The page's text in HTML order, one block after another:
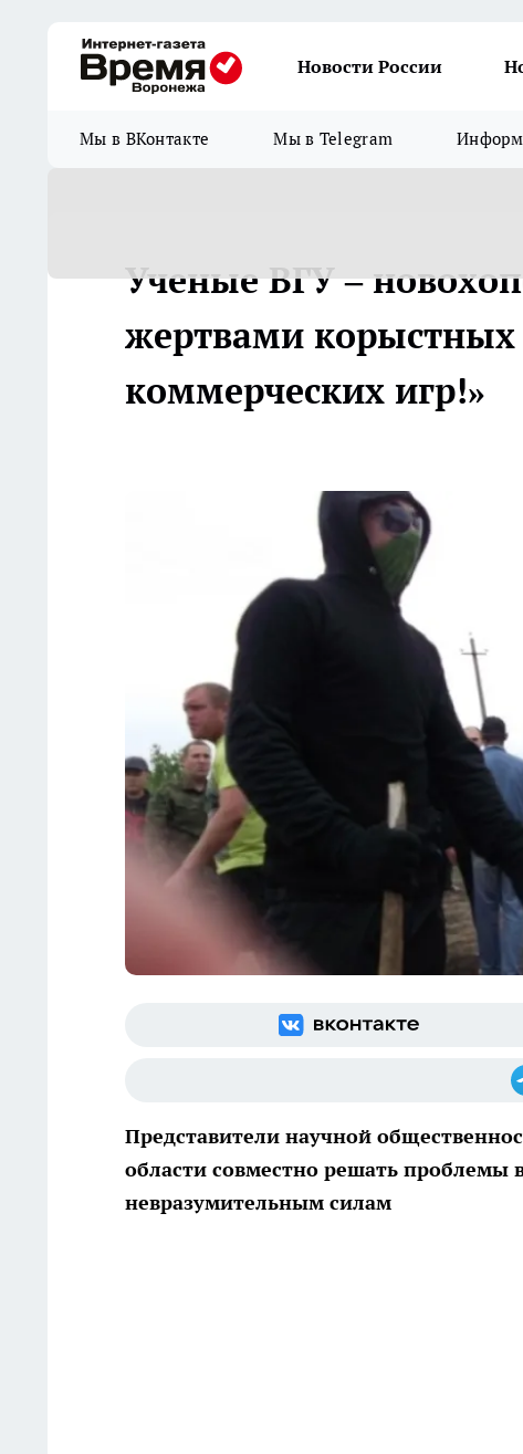
Новости России
Мы в ВКонтакте Мы в Telegram
Ученые ВГУ –
жертвами корыстных
коммерческих игр!»
Представители научной
области совместно решать проблемы
невразумительным силам